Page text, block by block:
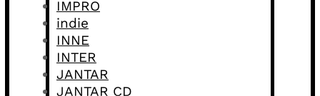
IMPRO
indie
INNE
INTER
JANTAR
JANTAR CD